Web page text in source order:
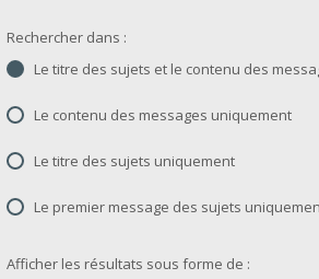
Rechercher dans :
Le titre des sujets et le contenu des
Le contenu des messages uniquement
Le titre des sujets uniquement
Le premier message des sujets
Afficher les résultats sous forme de :